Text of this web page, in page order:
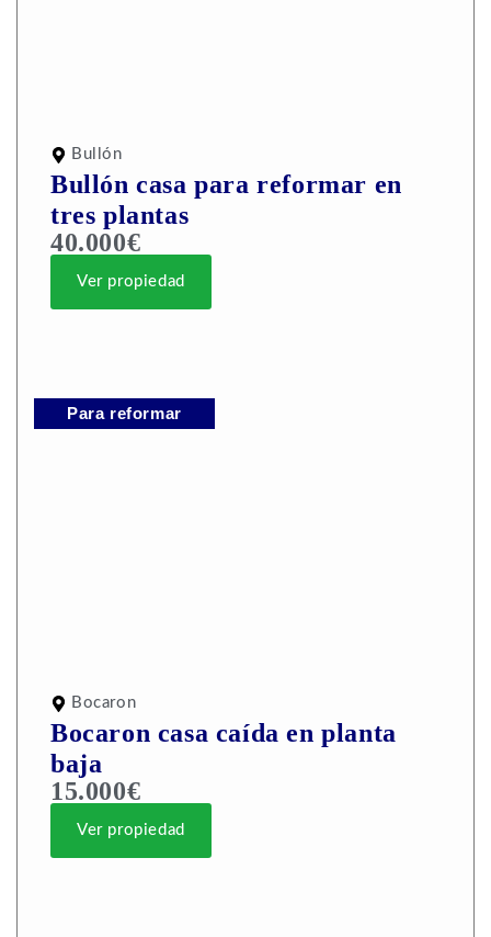
Bullón
Bullón casa para reformar en
tres plantas
40.000€
Ver propiedad
Para reformar
Bocaron
Bocaron casa caída en planta
baja
15.000€
Ver propiedad